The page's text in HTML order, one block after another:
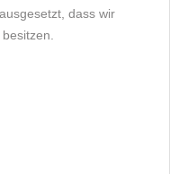
dass wir